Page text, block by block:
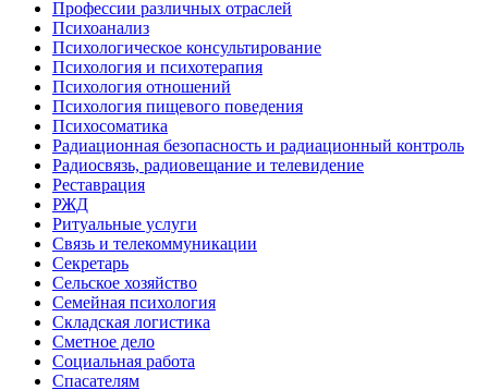
Профессии различных отраслей
Психоанализ
Психологическое консультирование
Психология и психотерапия
Психология отношений
Психология пищевого поведения
Психосоматика
Радиационная безопасность и радиационный контроль
Радиосвязь, радиовещание и телевидение
Реставрация
РЖД
Ритуальные услуги
Связь и телекоммуникации
Секретарь
Сельское хозяйство
Семейная психология
Складская логистика
Сметное дело
Социальная работа
Спасателям